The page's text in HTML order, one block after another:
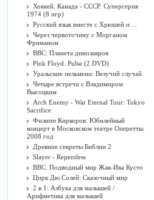
Хоккей. Канада - СССР. Суперсерия
1974 (8 игр)
Русский язык вместе с Хрюшей и ...
Через червоточину с Морганом
Фриманом
BBC: Планета динозавров
Pink Floyd. Pulse (2 DVD)
Уральские пельмени: Везучий случай
Четыре встречи с Владимиром
Высоцким
Arch Enemy - War Eternal Tour: Tokyo
Sacrifice
Филипп Киркоров: Юбилейный
концерт в Московском театре Оперетты.
2008 год
Древние секреты Библии 2
Slayer - Repentless
BBC. Подводный мир Жак-Ива Кусто
Цирк Дю Солей: Сказочный мир
2 в 1: Азбука для малышей /
Арифметика для малышей